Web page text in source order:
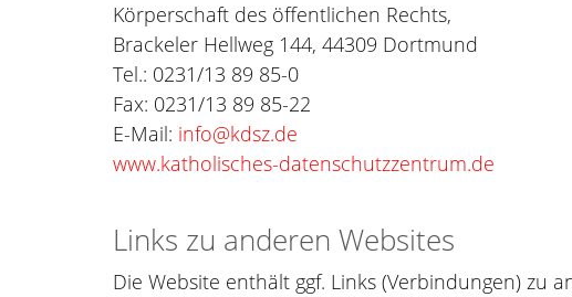
Körperschaft des öffentlichen Rechts,
Brackeler Hellweg 144, 44309 Dortmund
Tel.: 0231/13 89 85-0
Fax: 0231/13 89 85-22
E-Mail: info@kdsz.de
www.katholisches-datenschutzzentrum.de
Links zu anderen Websites
Die Website enthält ggf. Links (Verbindungen)